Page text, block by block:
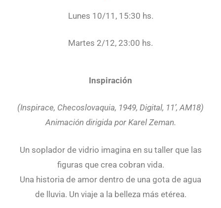
Lunes 10/11, 15:30 hs.
Martes 2/12, 23:00 hs.
Inspiración
(Inspirace, Checoslovaquia, 1949, Digital, 11’, AM18)
Animación dirigida por Karel Zeman.
Un soplador de vidrio imagina en su taller que las
figuras que crea cobran vida.
Una historia de amor dentro de una gota de agua
de lluvia. Un viaje a la belleza más etérea.